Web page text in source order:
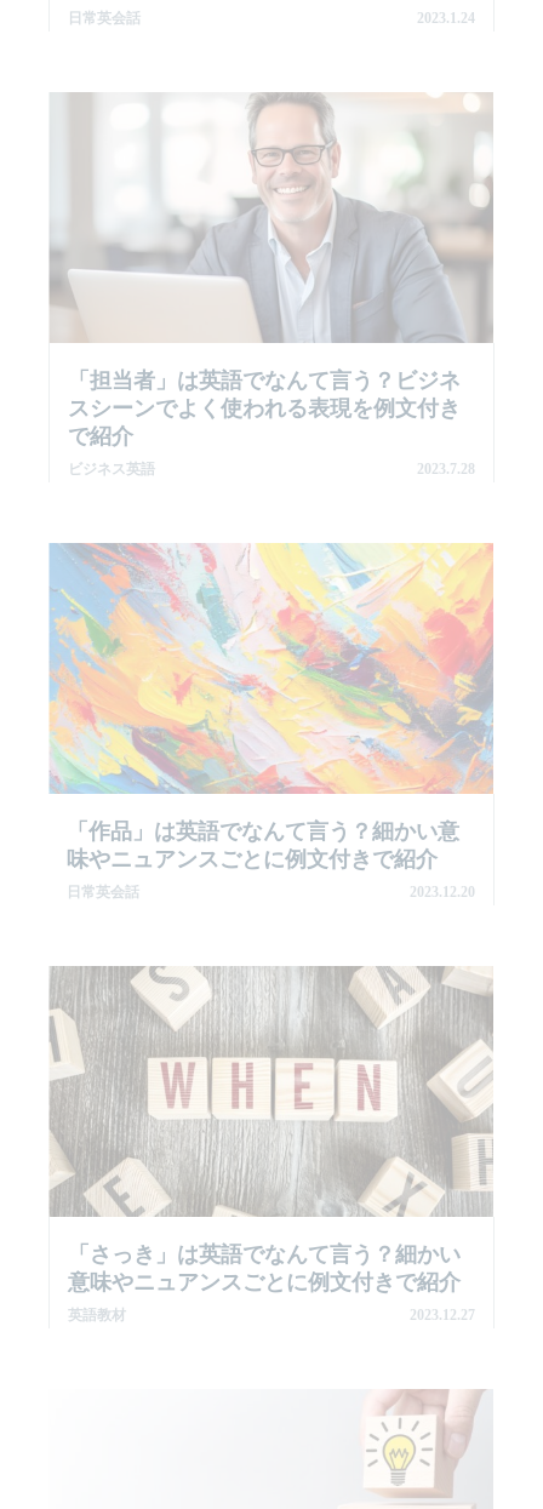
日常英会話 2023.1.24
「担当者」は英語でなんて言う？ビジネ
スシーンでよく使われる表現を例文付き
で紹介
ビジネス英語 2023.7.28
「作品」は英語でなんて言う？細かい意
味やニュアンスごとに例文付きで紹介
日常英会話 2023.12.20
「さっき」は英語でなんて言う？細かい
意味やニュアンスごとに例文付きで紹介
英語教材 2023.12.27